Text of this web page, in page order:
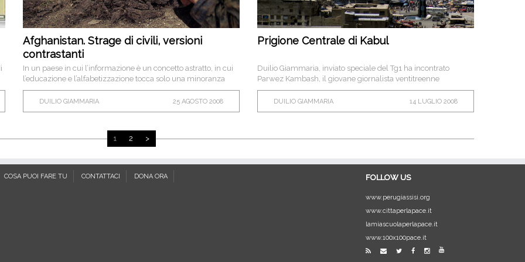
Afghanistan. Strage di civili, versioni
contrastanti
In un paese in cui l’informazione è un concetto astratto, in cui
l’educazione e l’alfabetizzazione tocca solo una minoranza
della popolazione, quello che conta è quello che si dice dei
fatti e in questo i talebani dimostrano di conoscere bene il
mestiere della propaganda.
DUILIO GIAMMARIA 25 AGOSTO 2008
Prigione Centrale di Kabul
Duilio Giammaria, inviato speciale del Tg1 ha incontrato
Parwez Kambash, il giovane giornalista ventitreenne
condannato in Afghanistan.
DUILIO GIAMMARIA 14 LUGLIO 2008
1 2 >
COSA PUOI FARE TU CONTATTACI DONA ORA FOLLOW US
www.perugiassisi.org
www.cittaperlapace.it
lamiascuolaperlapace.it
www.100x100pace.it